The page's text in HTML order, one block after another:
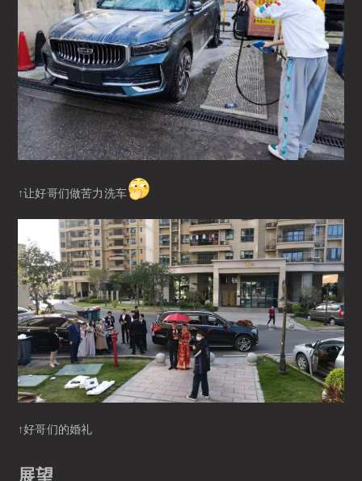
↑让好哥们做苦力洗车
↑好哥们的婚礼
展望